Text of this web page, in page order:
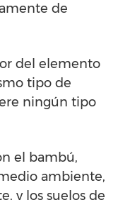
de
del elemento
tipo de
ningún tipo
el bambú,
ambiente,
y los suelos de